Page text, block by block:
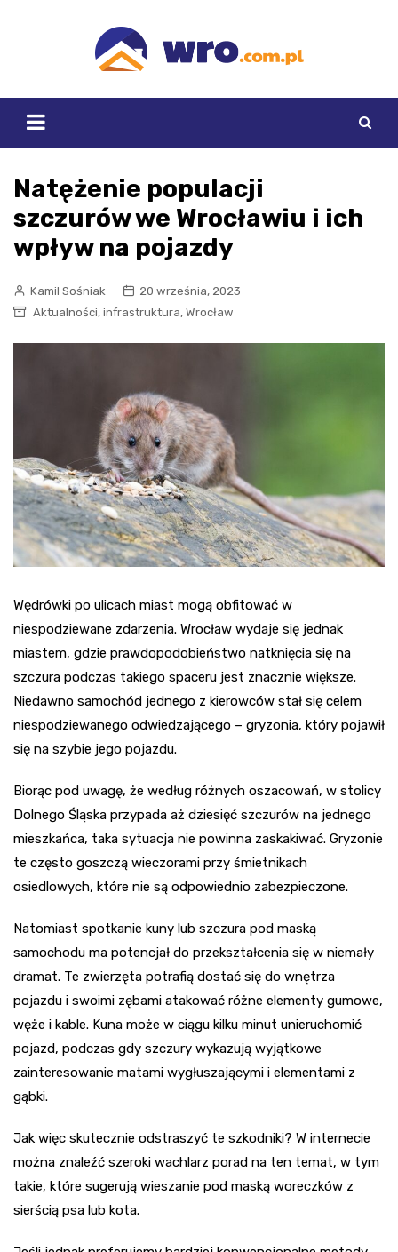
Natężenie populacji
szczurów we Wrocławiu i ich
wpływ na pojazdy
Kamil Sośniak
20 września, 2023
Aktualności, infrastruktura, Wrocław
Wędrówki po ulicach miast mogą obfitować w
niespodziewane zdarzenia. Wrocław wydaje się jednak
miastem, gdzie prawdopodobieństwo natknięcia się na
szczura podczas takiego spaceru jest znacznie większe.
Niedawno samochód jednego z kierowców stał się celem
niespodziewanego odwiedzającego – gryzonia, który pojawił
się na szybie jego pojazdu.
Biorąc pod uwagę, że według różnych oszacowań, w stolicy
Dolnego Śląska przypada aż dziesięć szczurów na jednego
mieszkańca, taka sytuacja nie powinna zaskakiwać. Gryzonie
te często goszczą wieczorami przy śmietnikach
osiedlowych, które nie są odpowiednio zabezpieczone.
Natomiast spotkanie kuny lub szczura pod maską
samochodu ma potencjał do przekształcenia się w niemały
dramat. Te zwierzęta potrafią dostać się do wnętrza
pojazdu i swoimi zębami atakować różne elementy gumowe,
węże i kable. Kuna może w ciągu kilku minut unieruchomić
pojazd, podczas gdy szczury wykazują wyjątkowe
zainteresowanie matami wygłuszającymi i elementami z
gąbki.
Jak więc skutecznie odstraszyć te szkodniki? W internecie
można znaleźć szeroki wachlarz porad na ten temat, w tym
takie, które sugerują wieszanie pod maską woreczków z
sierścią psa lub kota.